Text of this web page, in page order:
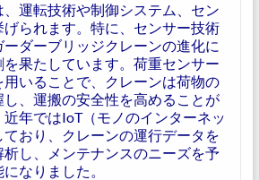
運転技術や制御システム、セン
られます。特に、センサー技術
ダーブリッジクレーンの進化に
果たしています。荷重センサー
いることで、クレーンは荷物の
、運搬の安全性を高めることが
年ではIoT（モノのインターネッ
ており、クレーンの運行データを
析し、メンテナンスのニーズを予
なりました。